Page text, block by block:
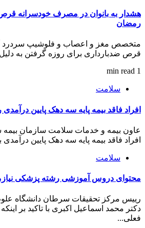
هشدار به بانوان در مصرف خودسرانه
رمضان
متخصص مغز و اعصاب و فلوشیپ
قرص ضدبارداری برای روزه گرفتن به
1 min read
سلامت
افراد فاقد بیمه پایه سه دهک پایین
عاون بیمه و خدمات سلامت سازمان
افراد فاقد بیمه پایه سه دهک پایین
سلامت
محتوای دروس آموزشی رشته پزشکی
رییس مرکز تحقیقات سرطان دانشگاه
دکتر محمد اسماعیل اکبری با تاکید بر
فعلی...